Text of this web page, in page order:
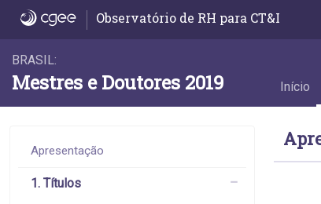
Apresentação - Apresentação
Observatório de RH para CT&I
BRASIL:
Mestres e Doutores 2019 Início
Apresentação
1. Títulos